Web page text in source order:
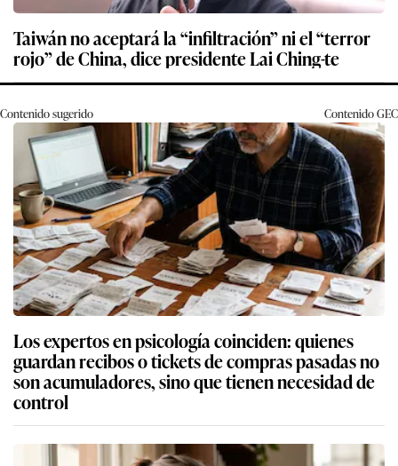
Taiwán no aceptará la “infiltración” ni el “terror
rojo” de China, dice presidente Lai Ching-te
Contenido sugerido ContenidoGEC
Los expertos en psicología coinciden: quienes
guardan recibos o tickets de compras pasadas no
son acumuladores, sino que tienen necesidad de
control